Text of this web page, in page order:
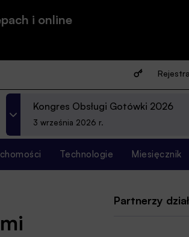
i online
Kongres Obsługi Gotówki 2026
3 września 2026 r.
Technologie Miesięcznik
Partnerzy